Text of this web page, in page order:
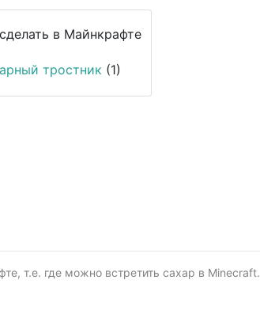
тростник (1)
т.е. где можно встретить сахар в Minecraft.